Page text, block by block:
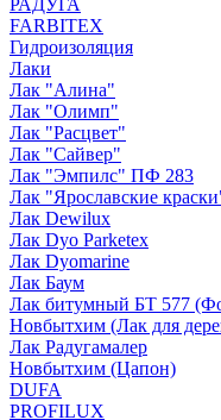
РАДУГА
FARBITEX
Гидроизоляция
Лаки
Лак "Алина"
Лак "Олимп"
Лак "Расцвет"
Лак "Сайвер"
Лак "Эмпилс" ПФ 283
Лак "Ярославские
Лак Dewilux
Лак Dyo Parketex
Лак Dyomarine
Лак Баум
Лак битумный БТ 577
Новбытхим (Лак для
Лак Радугамалер
Новбытхим (Цапон)
DUFA
PROFILUX